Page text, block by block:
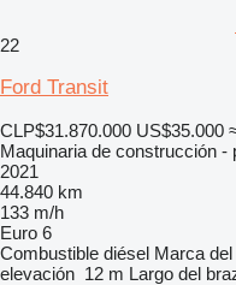
22
Ford Transit
CLP$31.870.000 US$35.000
Maquinaria de construcción -
2021
44.840 km
133 m/h
Euro 6
Combustible diésel Marca
elevación 12 m Largo del